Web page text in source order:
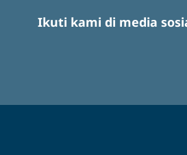
Ikuti kami di media